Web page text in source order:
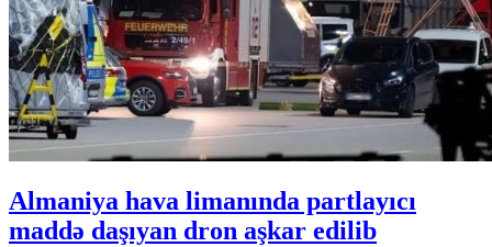
Almaniya hava limanında partlayıcı
maddə daşıyan dron aşkar edilib